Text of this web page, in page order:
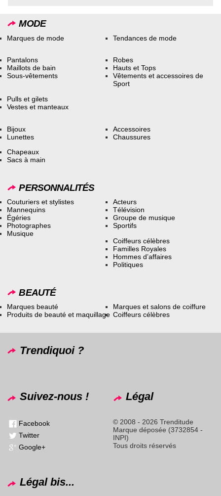
MODE
Marques de mode Tendances de mode
Pantalons
Maillots de bain
Sous-vêtements
Robes
Hauts et Tops
Vêtements et accessoires de
Sport
Pulls et gilets
Vestes et manteaux
Bijoux
Lunettes
Accessoires
Chaussures
Chapeaux
Sacs à main
PERSONNALITÉS
Couturiers et stylistes
Mannequins
Égéries
Photographes
Musique
Acteurs
Télévision
Groupe de musique
Sportifs
Coiffeurs célèbres
Familles Royales
Hommes d’affaires
Politiques
BEAUTÉ
Marques beauté
Produits de beauté et maquillage
Marques et salons de coiffure
Coiffeurs célèbres
Trendiquoi ?
Suivez-nous !
Facebook
Twitter
Google+
Légal
© 2008 - 2026 Trenditude
Marque déposée (3732854 -
INPI)
Tous droits réservés
Légal bis...